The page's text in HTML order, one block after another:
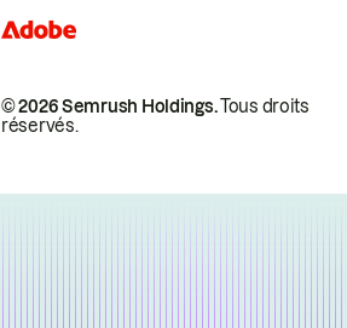
© 2026 Semrush Holdings.Tous droits
réservés.